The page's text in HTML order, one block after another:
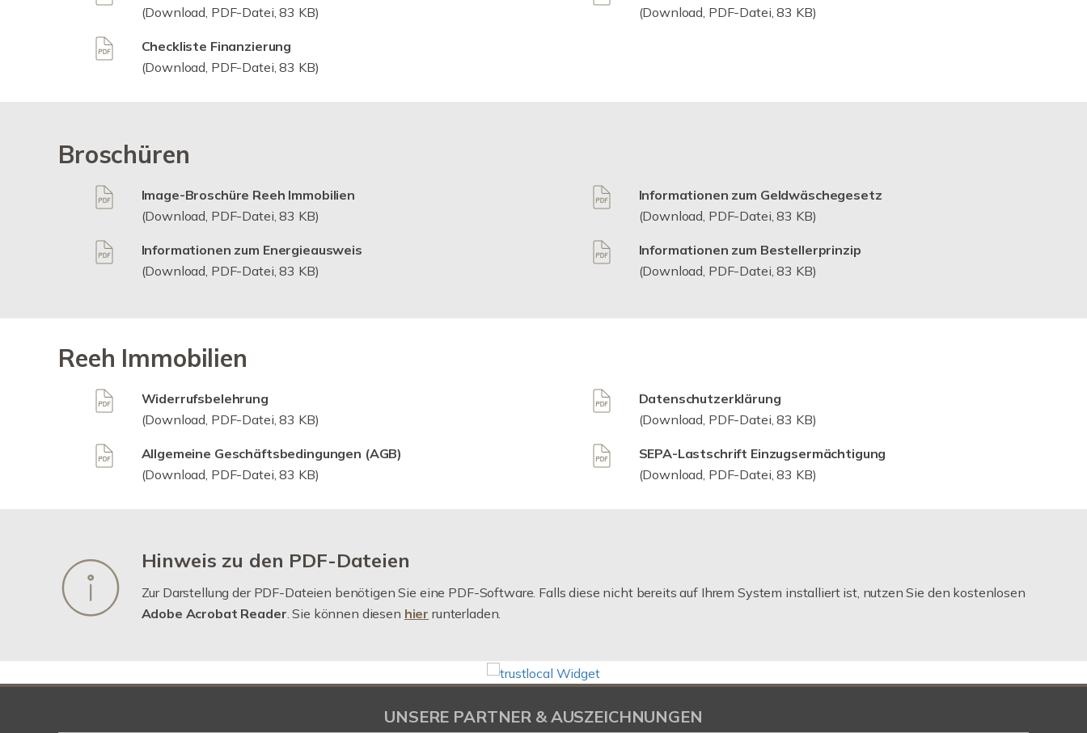
(Download, PDF-Datei, 83 KB)
(Download, PDF-Datei, 83 KB)
Checkliste Finanzierung
(Download, PDF-Datei, 83 KB)
Broschüren
Image-Broschüre Reeh Immobilien
(Download, PDF-Datei, 83 KB)
Informationen zum Geldwäschegesetz
(Download, PDF-Datei, 83 KB)
Informationen zum Energieausweis
(Download, PDF-Datei, 83 KB)
Informationen zum Bestellerprinzip
(Download, PDF-Datei, 83 KB)
Reeh Immobilien
Widerrufsbelehrung
(Download, PDF-Datei, 83 KB)
Datenschutzerklärung
(Download, PDF-Datei, 83 KB)
Allgemeine Geschäftsbedingungen (AGB)
(Download, PDF-Datei, 83 KB)
SEPA-Lastschrift Einzugsermächtigung
(Download, PDF-Datei, 83 KB)
Hinweis zu den PDF-Dateien
Zur Darstellung der PDF-Dateien benötigen Sie eine PDF-Software. Falls diese nicht bereits auf Ihrem System installiert ist, nutzen Sie den kostenlosen
Adobe Acrobat Reader. Sie können diesen hier runterladen.
UNSERE PARTNER & AUSZEICHNUNGEN